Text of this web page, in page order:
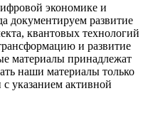
экономике и
документируем развитие
квантовых технологий
и развитие
материалы принадлежат
наши материалы только
с указанием активной